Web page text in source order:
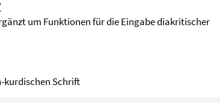
um Funktionen für die Eingabe diakritischer
kurdischen Schrift